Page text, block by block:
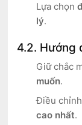
Lựa chọn
lý.
4.2. Hướng
Giữ chắc
muốn.
Điều
cao nhất.